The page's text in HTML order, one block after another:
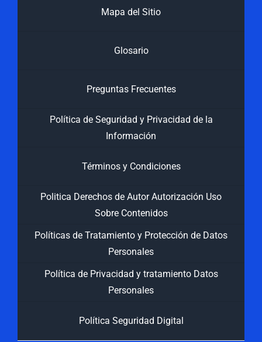
Mapa del Sitio
Glosario
Preguntas Frecuentes
Política de Seguridad y Privacidad de la
Información
Términos y Condiciones
Politica Derechos de Autor Autorización Uso
Sobre Contenidos
Políticas de Tratamiento y Protección de Datos
Personales
Política de Privacidad y tratamiento Datos
Personales
Política Seguridad Digital